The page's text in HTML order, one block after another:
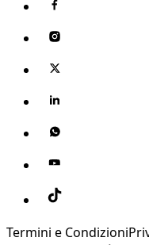
Termini e Condizioni